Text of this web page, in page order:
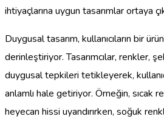
ihtiyaçlarına uygun tasarımlar ortaya
Duygusal tasarım, kullanıcıların bir
derinleştiriyor. Tasarımcılar, renkler,
duygusal tepkileri tetikleyerek,
anlamlı hale getiriyor. Örneğin, sıcak
heyecan hissi uyandırırken, soğuk